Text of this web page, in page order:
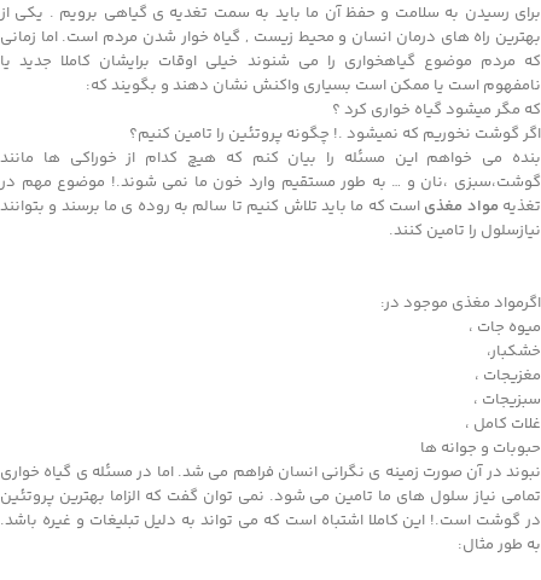
برای رسیدن به سلامت و حفظ آن ما باید به سمت تغدیه ی گیاهی برویم . یکی از
بهترین راه های درمان انسان و محیط زیست , گیاه خوار شدن مردم است. اما زمانی
که مردم موضوع گیاهخواری را می شنوند خیلی اوقات برایشان کاملا جدید یا
نامفهوم است یا ممکن است بسیاری واکنش نشان دهند و بگویند که:
که مگر میشود گیاه خواری کرد ؟
اگر گوشت نخوریم که نمیشود .! چگونه پروتئین را تامین کنیم؟
بنده می خواهم این مسئله را بیان کنم که هیچ کدام از خوراکی ها مانند
گوشت،سبزی ،نان و … به طور مستقیم وارد خون ما نمی شوند.! موضوع مهم در
تغذیه مواد مغذی است که ما باید تلاش کنیم تا سالم به روده ی ما برسند و بتوانند
نیازسلول را تامین کنند.
اگرمواد مغذی موجود در:
میوه جات ،
خشکبار،
مغزیجات ،
سبزیجات ،
غلات کامل ،
حبوبات و جوانه ها
نبوند در آن صورت زمینه ی نگرانی انسان فراهم می شد. اما در مسئله ی گیاه خواری
تمامی نیاز سلول های ما تامین می شود. نمی توان گفت که الزاما بهترین پروتئین
در گوشت است.! این کاملا اشتباه است که می تواند به دلیل تبلیغات و غیره باشد.
به طور مثال: